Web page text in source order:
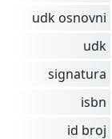
udk osnovni
udk
signatura
isbn
id broj